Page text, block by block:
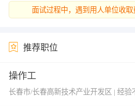
面试过程中，遇到用人单位收取
推荐职位
操作工